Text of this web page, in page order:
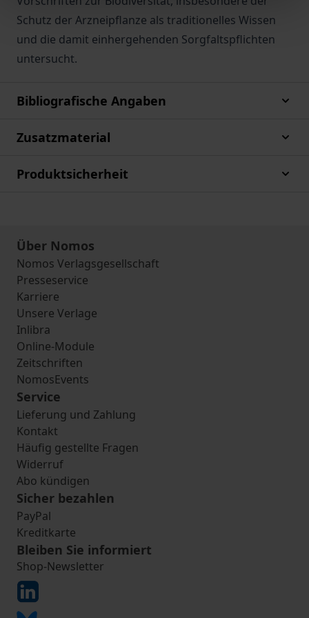
Schutz der Arzneipflanze als traditionelles Wissen
und die damit einhergehenden Sorgfaltspflichten
untersucht.
Bibliografische Angaben
Zusatzmaterial
Produktsicherheit
Über Nomos
Nomos Verlagsgesellschaft
Presseservice
Karriere
Unsere Verlage
Inlibra
Online-Module
Zeitschriften
NomosEvents
Service
Lieferung und Zahlung
Kontakt
Häufig gestellte Fragen
Widerruf
Abo kündigen
Sicher bezahlen
PayPal
Kreditkarte
Bleiben Sie informiert
Shop-Newsletter